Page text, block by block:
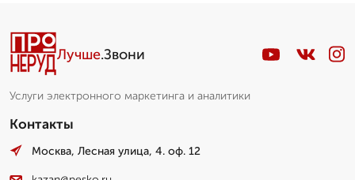
Лучше.Звони
Услуги электронного маркетинга и аналитики
Контакты
Москва, Лесная улица, 4. оф. 12